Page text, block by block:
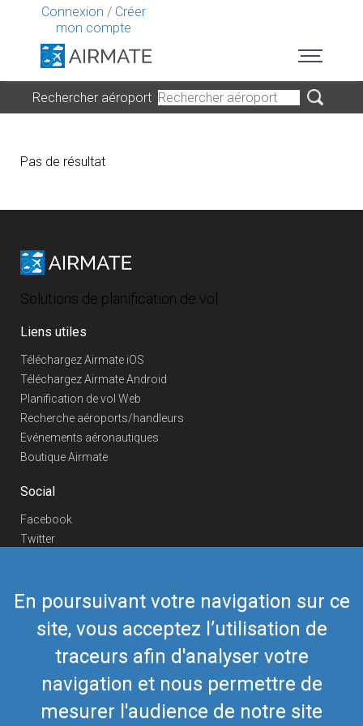
Connexion / Créer
mon compte
En poursuivant votre navigation sur ce
site, vous acceptez l’utilisation de
traceurs afin d'analyser votre
navigation et nous permettre de
mesurer l'audience de notre site
Rechercher aéroport
Pas de résultat
Solutions de planification de vol
Liens utiles
Téléchargez Airmate iOS
Téléchargez Airmate Android
Planification de vol Web
Recherche aéroports/handleurs
Evénements aéronautiques
Boutique Airmate
Social
Facebook
Twitter
Telegram
Nous contacter
Téléphone Europe +352 26441835
Téléphone US/Canada
418-592-8862
airmate@airmate.aero
(c) Myriel Aviation SA